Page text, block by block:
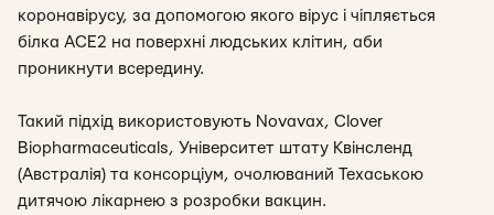
коронавірусу, за допомогою якого вірус і чіпляється
білка АСЕ2 на поверхні людських клітин, аби
проникнути всередину.
Такий підхід використовують Novavax, Clover
Biopharmaceuticals, Університет штату Квінсленд
(Австралія) та консорціум, очолюваний Техаською
дитячою лікарнею з розробки вакцин.